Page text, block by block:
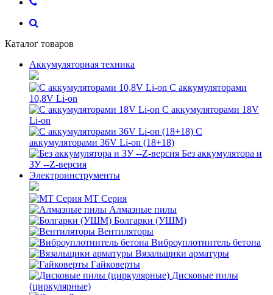
Каталог товаров
Аккумуляторная техника
С аккумуляторами
10,8V Li-on
С аккумуляторами 18V
Li-on
С
аккумуляторами 36V Li-on (18+18)
Без аккумулятора и
ЗУ --Z-версия
Электроинструменты
MT Серия
Алмазные пилы
Болгарки (УШМ)
Вентиляторы
Виброуплотнитель бетона
Вязальщики арматуры
Гайковерты
Дисковые пилы
(циркулярные)